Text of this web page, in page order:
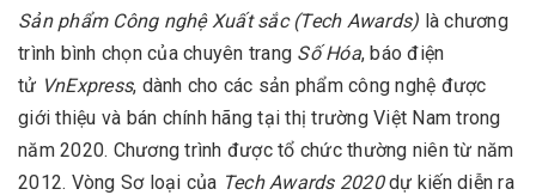
Sản phẩm Công nghệ Xuất sắc (Tech Awards) là chương
trình bình chọn của chuyên trang Số Hóa, báo điện
tử VnExpress, dành cho các sản phẩm công nghệ được
giới thiệu và bán chính hãng tại thị trường Việt Nam trong
năm 2020. Chương trình được tổ chức thường niên từ năm
2012. Vòng Sơ loại của Tech Awards 2020dự kiến diễn ra